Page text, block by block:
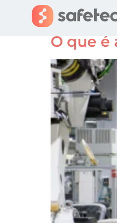
O que